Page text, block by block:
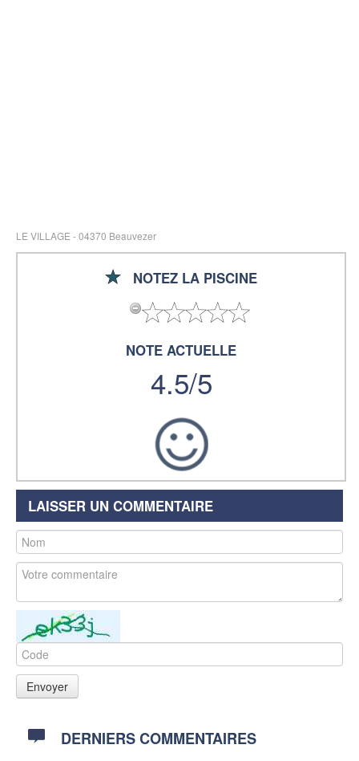
LE VILLAGE - 04370 Beauvezer
NOTEZ LA PISCINE
NOTE ACTUELLE
4.5/5
LAISSER UN COMMENTAIRE
DERNIERS COMMENTAIRES